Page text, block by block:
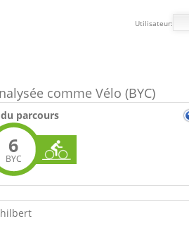
Utilisateur:
comme Vélo (BYC)
parcours
6
BYC